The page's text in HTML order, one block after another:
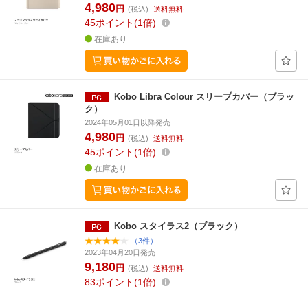
4,980円 (税込) 送料無料
45ポイント 1倍
在庫あり
Kobo Libra Colour スリープカバー（ブラッ
ク）
2024年05月01日以降発売
4,980円 (税込) 送料無料
45ポイント 1倍
在庫あり
Kobo スタイラス2（ブラック）
（3件）
2023年04月20日発売
9,180円 (税込) 送料無料
83ポイント 1倍